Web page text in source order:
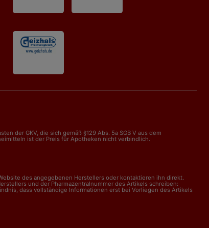
der GKV, die sich gemäß §129 Abs. 5a SGB V aus dem
ist der Preis für Apotheken nicht verbindlich.
des angegebenen Herstellers oder kontaktieren ihn direkt.
und der Pharmazentralnummer des Artikels schreiben:
dass vollständige Informationen erst bei Vorliegen des Artikels